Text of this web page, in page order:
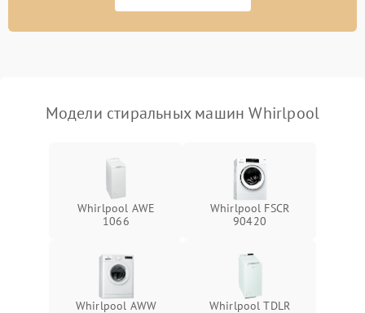
Модели стиральных машин Whirlpool
Whirlpool AWE
1066
Whirlpool FSCR
90420
Whirlpool AWW
Whirlpool TDLR